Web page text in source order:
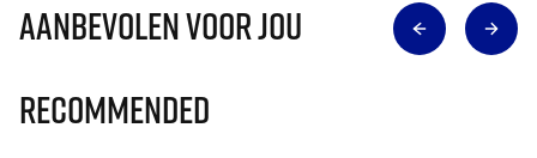
Aanbevolen voor jou
Recommended